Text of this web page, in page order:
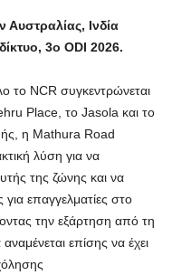
Αυστραλίας, Ινδία
3ο ODI 2026.
το NCR συγκεντρώνεται
Place, το Jasola και το
η Mathura Road
λύση για να
της ζώνης και να
επαγγελματίες στο
την εξάρτηση από τη
επίσης να έχει